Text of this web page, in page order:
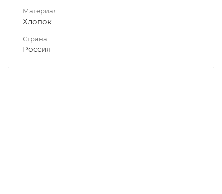
Материал
Хлопок
Страна
Россия